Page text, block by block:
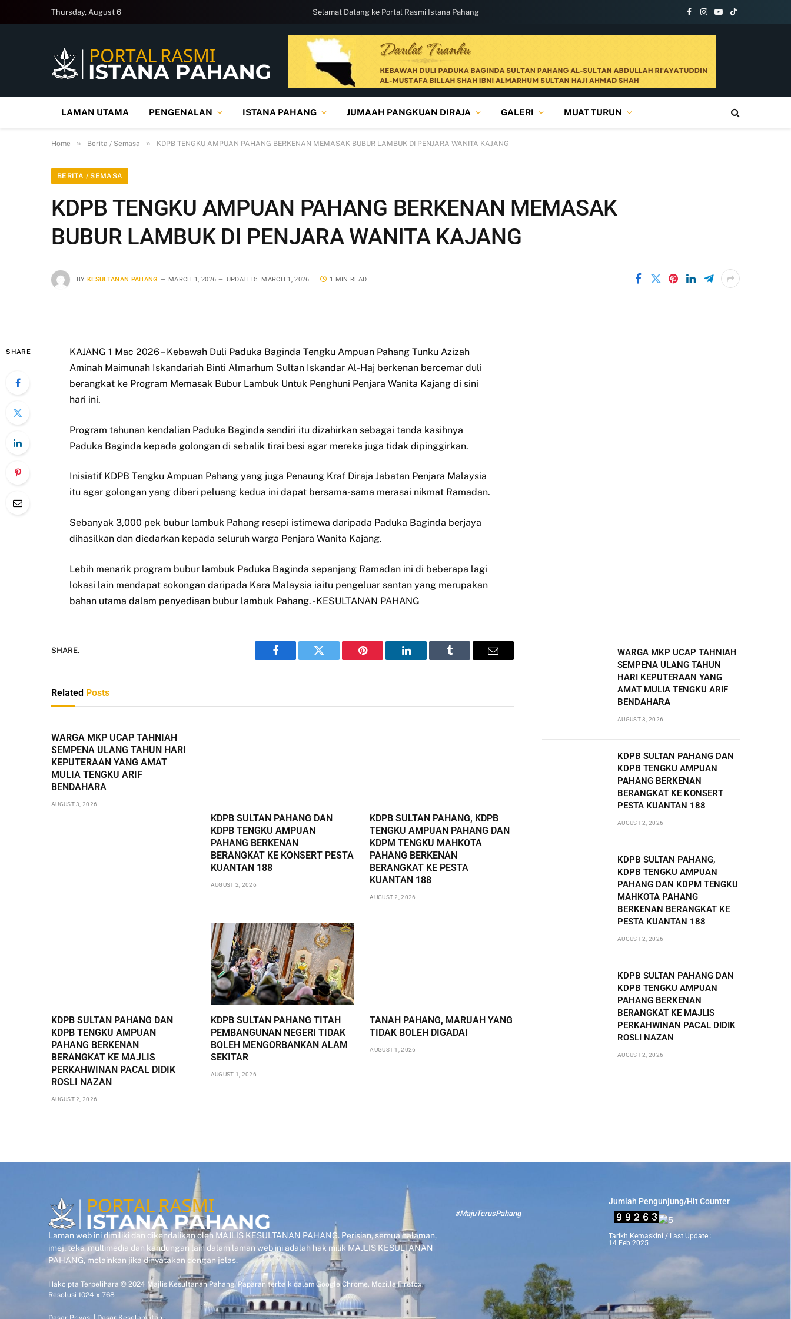
Thursday, August 6 Selamat Datang ke Portal Rasmi Istana Pahang
Facebook
Instagram
YouTube
TikTok
LAMAN UTAMA PENGENALAN ISTANA PAHANG JUMAAH PANGKUAN DIRAJA GALERI MUAT TURUN
Home » Berita / Semasa » KDPB TENGKU AMPUAN PAHANG BERKENAN MEMASAK BUBUR LAMBUK DI PENJARA WANITA KAJANG
BERITA / SEMASA
KDPB TENGKU AMPUAN PAHANG BERKENAN MEMASAK
BUBUR LAMBUK DI PENJARA WANITA KAJANG
BY KESULTANAN PAHANG MARCH 1, 2026 UPDATED: MARCH 1, 2026 1 MIN READ
SHARE
KAJANG 1 Mac 2026 – Kebawah Duli Paduka Baginda Tengku Ampuan Pahang Tunku Azizah
Aminah Maimunah Iskandariah Binti Almarhum Sultan Iskandar Al-Haj berkenan bercemar duli
berangkat ke Program Memasak Bubur Lambuk Untuk Penghuni Penjara Wanita Kajang di sini
hari ini.
Program tahunan kendalian Paduka Baginda sendiri itu dizahirkan sebagai tanda kasihnya
Paduka Baginda kepada golongan di sebalik tirai besi agar mereka juga tidak dipinggirkan.
Inisiatif KDPB Tengku Ampuan Pahang yang juga Penaung Kraf Diraja Jabatan Penjara Malaysia
itu agar golongan yang diberi peluang kedua ini dapat bersama-sama merasai nikmat Ramadan.
Sebanyak 3,000 pek bubur lambuk Pahang resepi istimewa daripada Paduka Baginda berjaya
dihasilkan dan diedarkan kepada seluruh warga Penjara Wanita Kajang.
Lebih menarik program bubur lambuk Paduka Baginda sepanjang Ramadan ini di beberapa lagi
lokasi lain mendapat sokongan daripada Kara Malaysia iaitu pengeluar santan yang merupakan
bahan utama dalam penyediaan bubur lambuk Pahang. -KESULTANAN PAHANG
SHARE.
Facebook Twitter Pinterest LinkedIn Tumblr Email
Related Posts
WARGA MKP UCAP TAHNIAH
SEMPENA ULANG TAHUN HARI
KEPUTERAAN YANG AMAT
MULIA TENGKU ARIF
BENDAHARA
AUGUST 3, 2026
KDPB SULTAN PAHANG DAN
KDPB TENGKU AMPUAN
PAHANG BERKENAN
BERANGKAT KE KONSERT PESTA
KUANTAN 188
AUGUST 2, 2026
KDPB SULTAN PAHANG, KDPB
TENGKU AMPUAN PAHANG DAN
KDPM TENGKU MAHKOTA
PAHANG BERKENAN
BERANGKAT KE PESTA
KUANTAN 188
AUGUST 2, 2026
KDPB SULTAN PAHANG DAN
KDPB TENGKU AMPUAN
PAHANG BERKENAN
BERANGKAT KE MAJLIS
PERKAHWINAN PACAL DIDIK
ROSLI NAZAN
AUGUST 2, 2026
KDPB SULTAN PAHANG TITAH
PEMBANGUNAN NEGERI TIDAK
BOLEH MENGORBANKAN ALAM
SEKITAR
AUGUST 1, 2026
TANAH PAHANG, MARUAH YANG
TIDAK BOLEH DIGADAI
AUGUST 1, 2026
WARGA MKP UCAP TAHNIAH
SEMPENA ULANG TAHUN
HARI KEPUTERAAN YANG
AMAT MULIA TENGKU ARIF
BENDAHARA
AUGUST 3, 2026
KDPB SULTAN PAHANG DAN
KDPB TENGKU AMPUAN
PAHANG BERKENAN
BERANGKAT KE KONSERT
PESTA KUANTAN 188
AUGUST 2, 2026
KDPB SULTAN PAHANG,
KDPB TENGKU AMPUAN
PAHANG DAN KDPM TENGKU
MAHKOTA PAHANG
BERKENAN BERANGKAT KE
PESTA KUANTAN 188
AUGUST 2, 2026
KDPB SULTAN PAHANG DAN
KDPB TENGKU AMPUAN
PAHANG BERKENAN
BERANGKAT KE MAJLIS
PERKAHWINAN PACAL DIDIK
ROSLI NAZAN
AUGUST 2, 2026
Laman web ini dimiliki dan dikendalikan oleh MAJLIS KESULTANAN PAHANG. Perisian, semua halaman,
imej, teks, multimedia dan kandungan lain dalam laman web ini adalah hak milik MAJLIS KESULTANAN
PAHANG, melainkan jika dinyatakan dengan jelas.
Hakcipta Terpelihara © 2024 Majlis Kesultanan Pahang. Paparan terbaik dalam Google Chrome, Mozilla Firefox.
Resolusi 1024 x 768
#MajuTerusPahang
Jumlah Pengunjung/Hit Counter
Tarikh Kemaskini / Last Update :
14 Feb 2025